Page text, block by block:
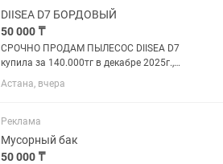
DIISEA D7 БОРДОВЫЙ
50 000 ₸
СРОЧНО ПРОДАМ ПЫЛЕСОС DIISEA D7
купила за 140.000тг в декабре 2025г.,
Гарантия есть. Надо будет вам
отдельно купить насадку и всё ✅ 2 в 1
мусор. ✅ Очень лёгкий —...
Астана, вчера
Реклама
Мусорный бак
50 000 ₸